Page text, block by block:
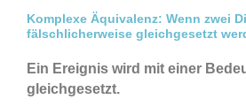
Komplexe Äquivalenz: Wenn zwei
fälschlicherweise gleichgesetzt
Ein Ereignis wird mit einer
gleichgesetzt.